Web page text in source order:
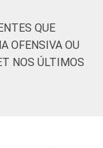
QUE
OFENSIVA OU
NOS ÚLTIMOS